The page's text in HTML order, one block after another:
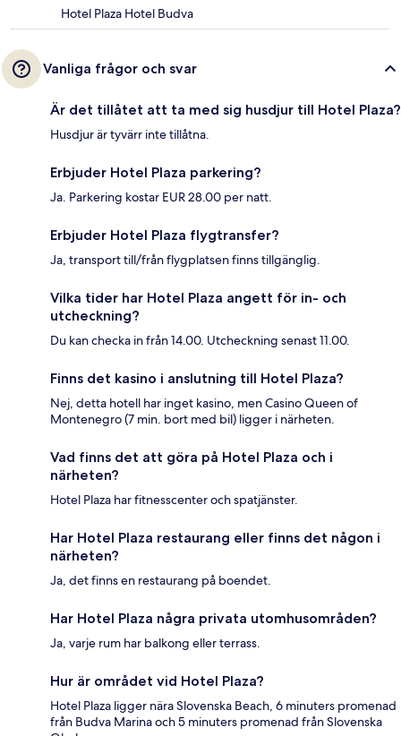
Hotel Plaza Hotel Budva
Vanliga frågor och svar
Är det tillåtet att ta med sig husdjur till Hotel Plaza?
Husdjur är tyvärr inte tillåtna.
Erbjuder Hotel Plaza parkering?
Ja. Parkering kostar EUR 28.00 per natt.
Erbjuder Hotel Plaza flygtransfer?
Ja, transport till/från flygplatsen finns tillgänglig.
Vilka tider har Hotel Plaza angett för in- och
utcheckning?
Du kan checka in från 14.00. Utcheckning senast 11.00.
Finns det kasino i anslutning till Hotel Plaza?
Nej, detta hotell har inget kasino, men Casino Queen of
Montenegro (7 min. bort med bil) ligger i närheten.
Vad finns det att göra på Hotel Plaza och i
närheten?
Hotel Plaza har fitnesscenter och spatjänster.
Har Hotel Plaza restaurang eller finns det någon i
närheten?
Ja, det finns en restaurang på boendet.
Har Hotel Plaza några privata utomhusområden?
Ja, varje rum har balkong eller terrass.
Hur är området vid Hotel Plaza?
Hotel Plaza ligger nära Slovenska Beach, 6 minuters promenad
från Budva Marina och 5 minuters promenad från Slovenska